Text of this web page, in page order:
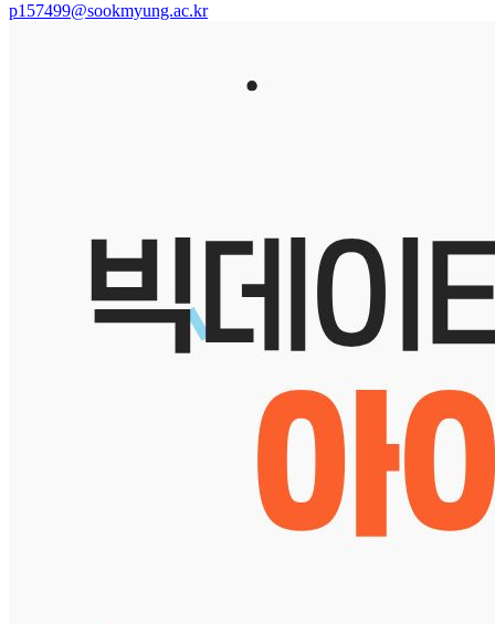
p157499@sookmyung.ac.kr